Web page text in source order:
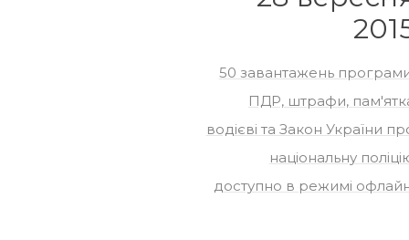
50 завантажень
ПДР, штрафи,
водієві та Закон України
національну
доступно в режимі